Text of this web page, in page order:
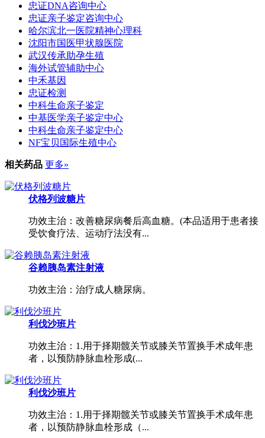
忠证DNA咨询中心
忠证亲子鉴定咨询中心
哈尔滨北一医院精神心理科
沈阳市国医甲状腺医院
武汉传承助孕生殖
海外试管辅助中心
中禾基因
忠证检测
中科生命亲子鉴定
中基医学亲子鉴定中心
中科生命亲子鉴定中心
NF宝贝国际生殖中心
相关药品 更多»
伏格列波糖片
功效主治：改善糖尿病餐后高血糖。(本品适用于患者接
受饮食疗法、运动疗法没有...
谷赖胰岛素注射液
功效主治：治疗成人糖尿病。
利伐沙班片
功效主治：1.用于择期髋关节或膝关节置换手术成年患
者，以预防静脉血栓形成(...
利伐沙班片
功效主治：1.用于择期髋关节或膝关节置换手术成年患
者，以预防静脉血栓形成（...